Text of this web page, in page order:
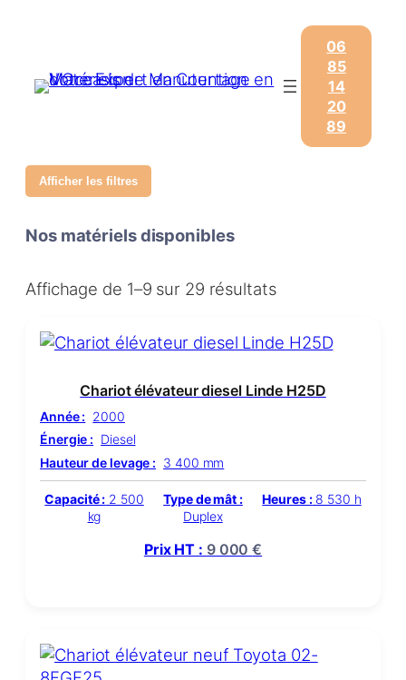
06
85
14
20
89
Afficher les filtres
Nos matériels disponibles
Affichage de 1–9 sur 29 résultats
Chariot élévateur diesel Linde H25D
Année : 2000
Énergie : Diesel
Hauteur de levage : 3 400 mm
Capacité : 2 500
kg
Type de mât :
Duplex
Heures :8 530 h
Prix HT : 9 000€